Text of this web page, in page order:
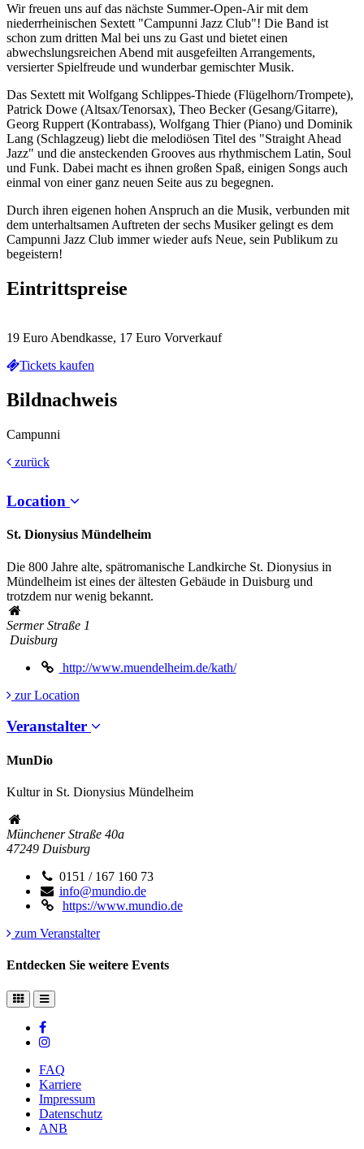
Wir freuen uns auf das nächste Summer-Open-Air mit dem
niederrheinischen Sextett "Campunni Jazz Club"! Die Band ist
schon zum dritten Mal bei uns zu Gast und bietet einen
abwechslungsreichen Abend mit ausgefeilten Arrangements,
versierter Spielfreude und wunderbar gemischter Musik.
Das Sextett mit Wolfgang Schlippes-Thiede (Flügelhorn/Trompete),
Patrick Dowe (Altsax/Tenorsax), Theo Becker (Gesang/Gitarre),
Georg Ruppert (Kontrabass), Wolfgang Thier (Piano) und Dominik
Lang (Schlagzeug) liebt die melodiösen Titel des "Straight Ahead
Jazz" und die ansteckenden Grooves aus rhythmischem Latin, Soul
und Funk. Dabei macht es ihnen großen Spaß, einigen Songs auch
einmal von einer ganz neuen Seite aus zu begegnen.
Durch ihren eigenen hohen Anspruch an die Musik, verbunden mit
dem unterhaltsamen Auftreten der sechs Musiker gelingt es dem
Campunni Jazz Club immer wieder aufs Neue, sein Publikum zu
begeistern!
Eintrittspreise
19 Euro Abendkasse, 17 Euro Vorverkauf
Tickets kaufen
Bildnachweis
Campunni
zurück
Location
St. Dionysius Mündelheim
Die 800 Jahre alte, spätromanische Landkirche St. Dionysius in
Mündelheim ist eines der ältesten Gebäude in Duisburg und
trotzdem nur wenig bekannt.
Sermer Straße 1
Duisburg
http://www.muendelheim.de/kath/
zur Location
Veranstalter
MunDio
Kultur in St. Dionysius Mündelheim
Münchener Straße 40a
47249 Duisburg
0151 / 167 160 73
info@mundio.de
https://www.mundio.de
zum Veranstalter
Entdecken Sie weitere Events
FAQ
Karriere
Impressum
Datenschutz
ANB